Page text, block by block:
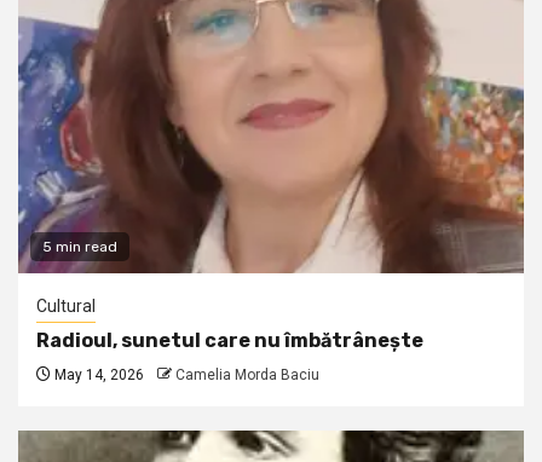
5 min read
Cultural
Radioul, sunetul care nu îmbătrânește
May 14, 2026 Camelia Morda Baciu